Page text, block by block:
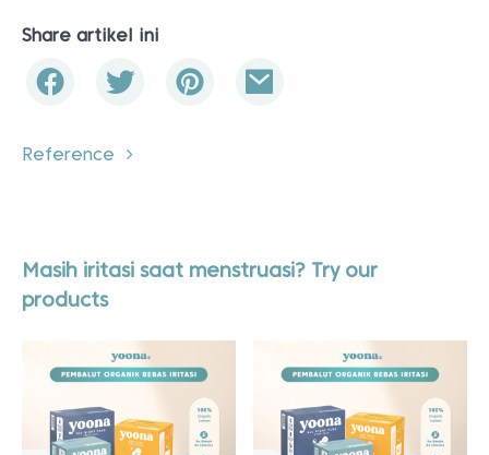
Share artikel ini
Reference
Masih iritasi saat menstruasi? Try our
products